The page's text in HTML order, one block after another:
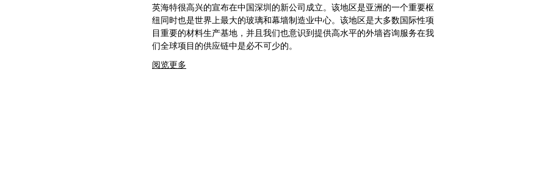
英海特很高兴的宣布在中国深圳的新公司成立。该地区是亚洲的一个重要枢
纽同时也是世界上最大的玻璃和幕墙制造业中心。该地区是大多数国际性项
目重要的材料生产基地，并且我们也意识到提供高水平的外墙咨询服务在我
们全球项目的供应链中是必不可少的。
阅览更多